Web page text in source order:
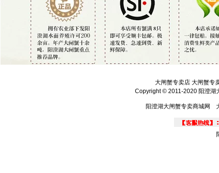
大闸蟹专卖店 大闸蟹专
Copyright © 2011-2020 阳澄湖
阳澄湖大闸蟹专卖商城网